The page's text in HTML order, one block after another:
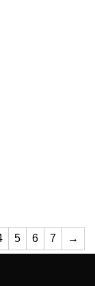
5 6 7 →